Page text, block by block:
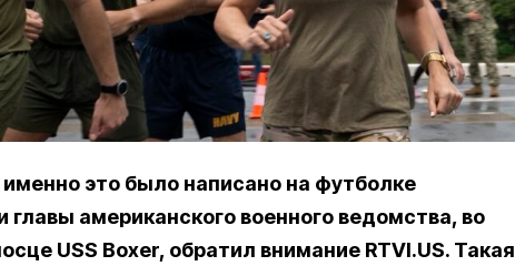
это было написано на футболке
американского военного ведомства, во
USS Boxer, обратил внимание RTVI.US. Такая